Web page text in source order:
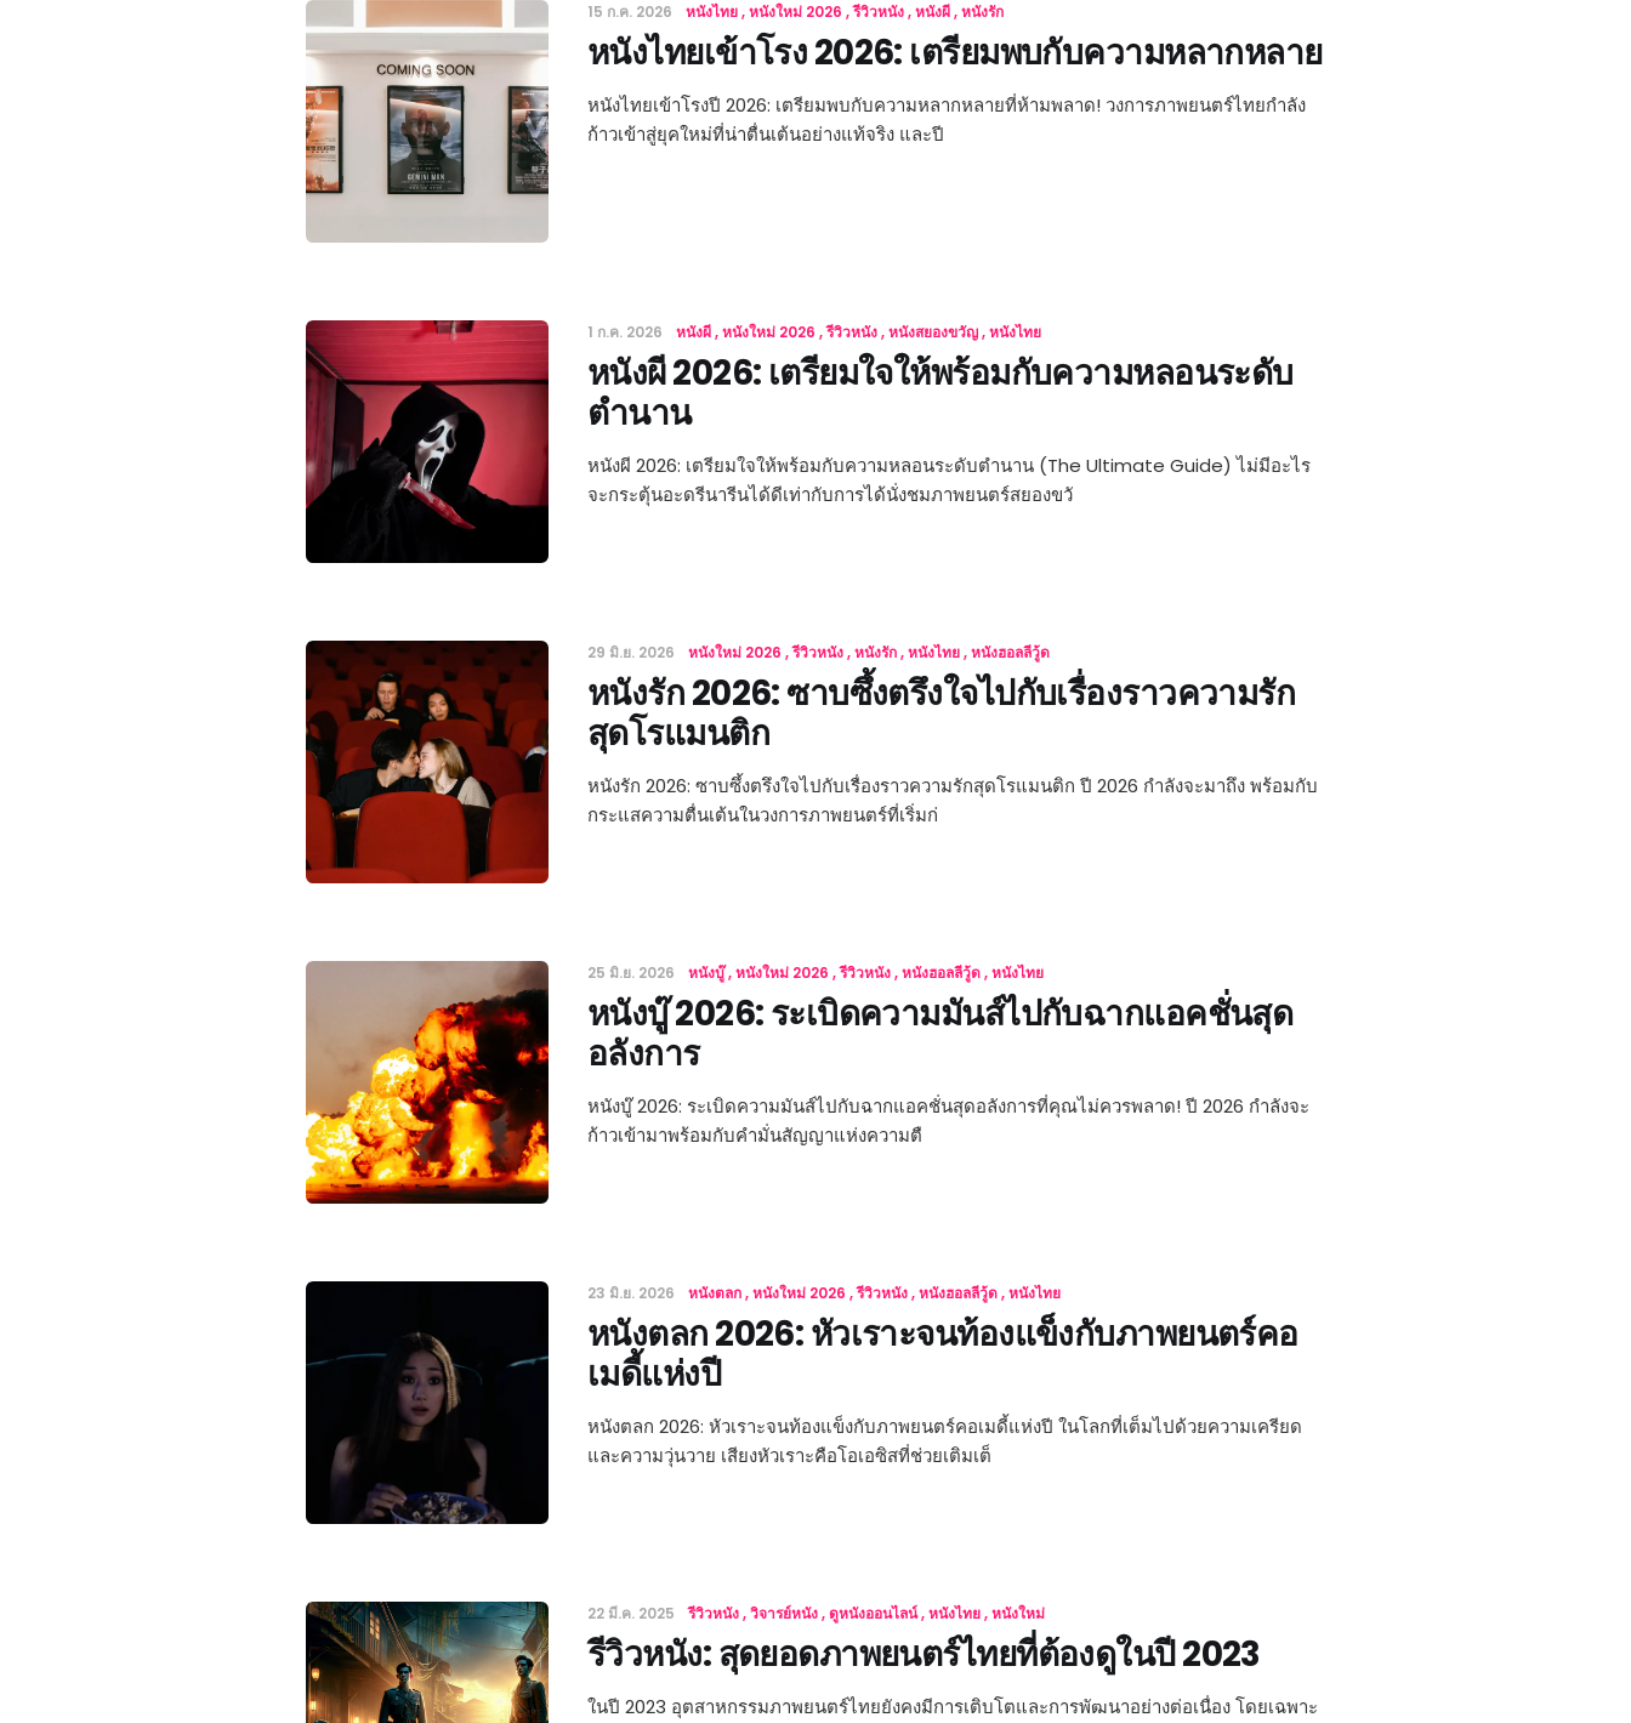
15 ก.ค. 2026 หนังไทย หนังใหม่ 2026 รีวิวหนัง หนังผี หนังรัก
หนังไทยเข้าโรง 2026: เตรียมพบกับความหลากหลาย
หนังไทยเข้าโรงปี 2026: เตรียมพบกับความหลากหลายที่ห้ามพลาด! วงการภาพยนตร์ไทยกำลัง
ก้าวเข้าสู่ยุคใหม่ที่น่าตื่นเต้นอย่างแท้จริง และปี
1 ก.ค. 2026 หนังผี หนังใหม่ 2026 รีวิวหนัง หนังสยองขวัญ หนังไทย
หนังผี 2026: เตรียมใจให้พร้อมกับความหลอนระดับ
ตำนาน
หนังผี 2026: เตรียมใจให้พร้อมกับความหลอนระดับตำนาน (The Ultimate Guide) ไม่มีอะไร
จะกระตุ้นอะดรีนารีนได้ดีเท่ากับการได้นั่งชมภาพยนตร์สยองขวั
29 มิ.ย. 2026 หนังใหม่ 2026 รีวิวหนัง หนังรัก หนังไทย หนังฮอลลีวู้ด
หนังรัก 2026: ซาบซึ้งตรึงใจไปกับเรื่องราวความรัก
สุดโรแมนติก
หนังรัก 2026: ซาบซึ้งตรึงใจไปกับเรื่องราวความรักสุดโรแมนติก ปี 2026 กำลังจะมาถึง พร้อมกับ
กระแสความตื่นเต้นในวงการภาพยนตร์ที่เริ่มก่
25 มิ.ย. 2026 หนังบู๊ หนังใหม่ 2026 รีวิวหนัง หนังฮอลลีวู้ด หนังไทย
หนังบู๊ 2026: ระเบิดความมันส์ไปกับฉากแอคชั่นสุด
อลังการ
หนังบู๊ 2026: ระเบิดความมันส์ไปกับฉากแอคชั่นสุดอลังการที่คุณไม่ควรพลาด! ปี 2026 กำลังจะ
ก้าวเข้ามาพร้อมกับคำมั่นสัญญาแห่งความตื
23 มิ.ย. 2026 หนังตลก หนังใหม่ 2026 รีวิวหนัง หนังฮอลลีวู้ด หนังไทย
หนังตลก 2026: หัวเราะจนท้องแข็งกับภาพยนตร์คอ
เมดี้แห่งปี
หนังตลก 2026: หัวเราะจนท้องแข็งกับภาพยนตร์คอเมดี้แห่งปี ในโลกที่เต็มไปด้วยความเครียด
และความวุ่นวาย เสียงหัวเราะคือโอเอซิสที่ช่วยเติมเต็
22 มี.ค. 2025 รีวิวหนัง วิจารย์หนัง ดูหนังออนไลน์ หนังไทย หนังใหม่
รีวิวหนัง: สุดยอดภาพยนตร์ไทยที่ต้องดูในปี 2023
ในปี 2023 อุตสาหกรรมภาพยนตร์ไทยยังคงมีการเติบโตและการพัฒนาอย่างต่อเนื่อง โดยเฉพาะ